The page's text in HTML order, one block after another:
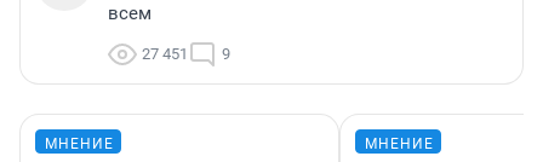
всем
27 451 9
МНЕНИЕ МНЕНИЕ